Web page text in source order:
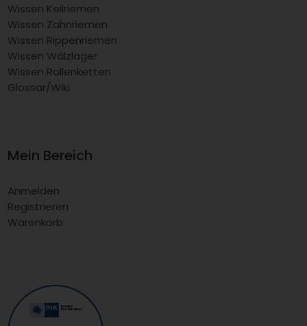
Wissen Keilriemen
Wissen Zahnriemen
Wissen Rippenriemen
Wissen Wälzlager
Wissen Rollenketten
Glossar/Wiki
Mein Bereich
Anmelden
Registrieren
Warenkorb